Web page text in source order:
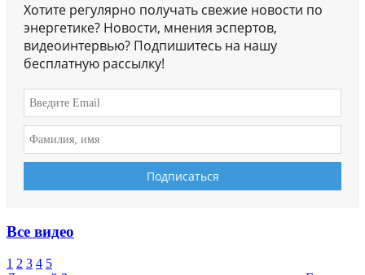
Хотите регулярно получать свежие новости по
энергетике? Новости, мнения эспертов,
видеоинтервью? Подпишитесь на нашу
бесплатную рассылку!
Все видео
1 2 3 4 5